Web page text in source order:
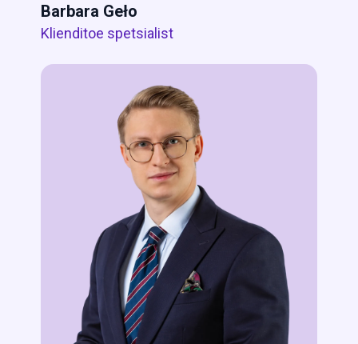
Barbara Geło
Klienditoe spetsialist